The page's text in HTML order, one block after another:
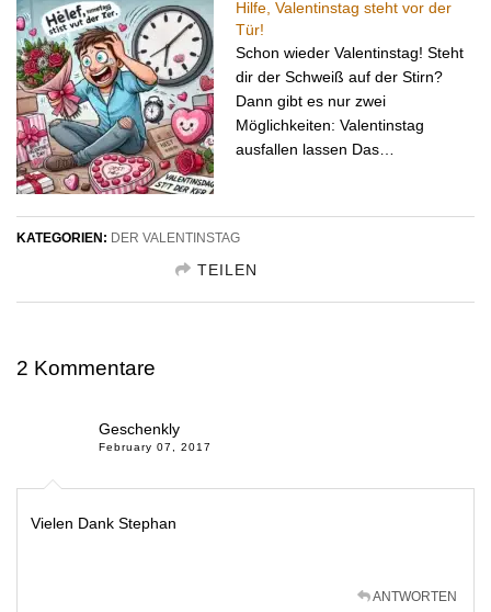
Hilfe, Valentinstag steht vor der
Tür!
Schon wieder Valentinstag! Steht
dir der Schweiß auf der Stirn?
Dann gibt es nur zwei
Möglichkeiten: Valentinstag
ausfallen lassen Das…
KATEGORIEN: DER VALENTINSTAG
TEILEN
GESCHENKIDEE TEILEN TWITTER
GESCHENKIDEE TEILEN GOOGLE
2 Kommentare
Geschenkly
February 07, 2017
Vielen Dank Stephan
ANTWORTEN